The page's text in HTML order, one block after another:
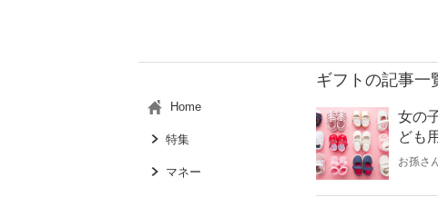
Home
特集
マネー
ギフトの記事一
女の
ども
お孫さ
何を